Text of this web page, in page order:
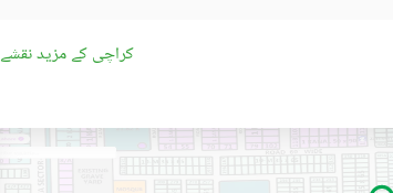
کراچی کے مزید نقشے